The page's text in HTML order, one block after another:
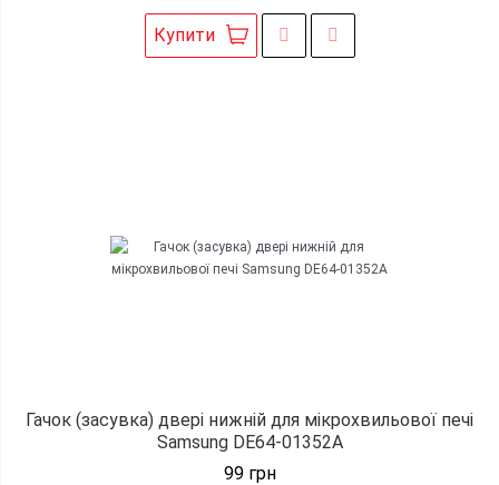
Купити
Гачок (засувка) двері нижній для мікрохвильової печі
Samsung DE64-01352A
99грн